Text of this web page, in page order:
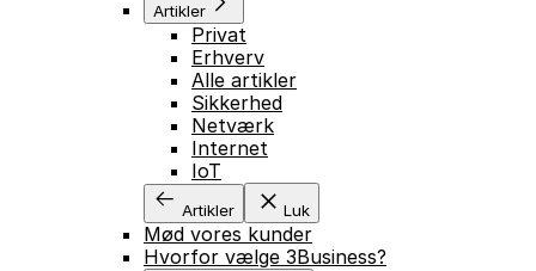
Artikler
Privat
Erhverv
Alle artikler
Sikkerhed
Netværk
Internet
IoT
Artikler Luk
Mød vores kunder
Hvorfor vælge 3Business?